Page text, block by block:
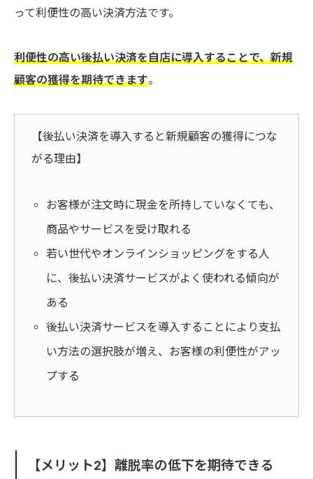
って利便性の高い決済方法です。
利便性の高い後払い決済を自店に導入することで、新規
顧客の獲得を期待できます。
【後払い決済を導入すると新規顧客の獲得につな
がる理由】
お客様が注文時に現金を所持していなくても、
商品やサービスを受け取れる
若い世代やオンラインショッピングをする人
に、後払い決済サービスがよく使われる傾向が
ある
後払い決済サービスを導入することにより支払
い方法の選択肢が増え、お客様の利便性がアッ
プする
【メリット2】離脱率の低下を期待できる